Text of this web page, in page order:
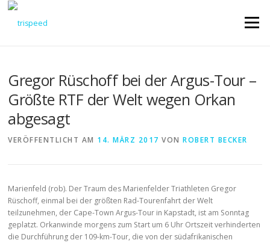
Direkt
Menü
Gregor Rüschoff bei der Argus-Tour –
Größte RTF der Welt wegen Orkan
abgesagt
VERÖFFENTLICHT AM 14. MÄRZ 2017 VONROBERT BECKER
Marienfeld (rob). Der Traum des Marienfelder Triathleten Gregor
Rüschoff, einmal bei der größten Rad-Tourenfahrt der Welt
teilzunehmen, der Cape-Town Argus-Tour in Kapstadt, ist am Sonntag
geplatzt. Orkanwinde morgens zum Start um 6 Uhr Ortszeit verhinderten
die Durchführung der 109-km-Tour, die von der südafrikanischen